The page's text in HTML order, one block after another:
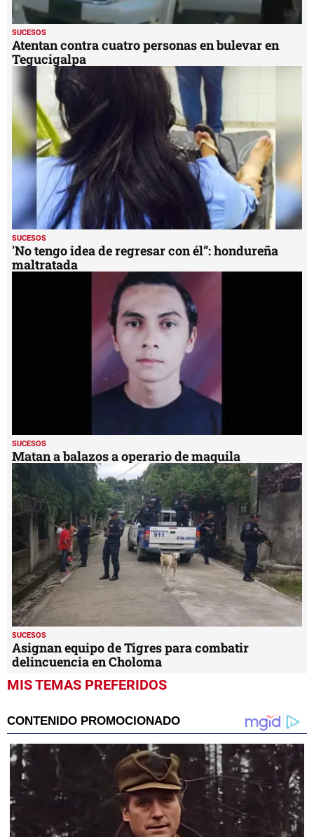
SUCESOS
Atentan contra cuatro personas en bulevar en
Tegucigalpa
SUCESOS
'No tengo idea de regresar con él”: hondureña
maltratada
SUCESOS
Matan a balazos a operario de maquila
SUCESOS
Asignan equipo de Tigres para combatir
delincuencia en Choloma
MIS TEMAS PREFERIDOS